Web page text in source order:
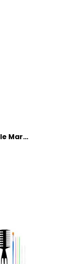
KREUL 73207 Magic Marble Marmorierfarbe, 20 ml, rubinrot